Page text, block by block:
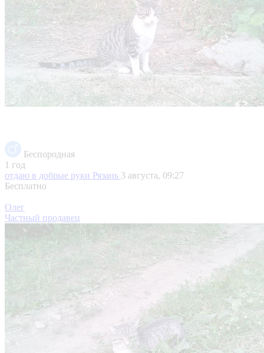
Беспородная
1 год
отдаю в добрые руки Рязань 3 августа, 09:27
Бесплатно
Олег
Частный продавец